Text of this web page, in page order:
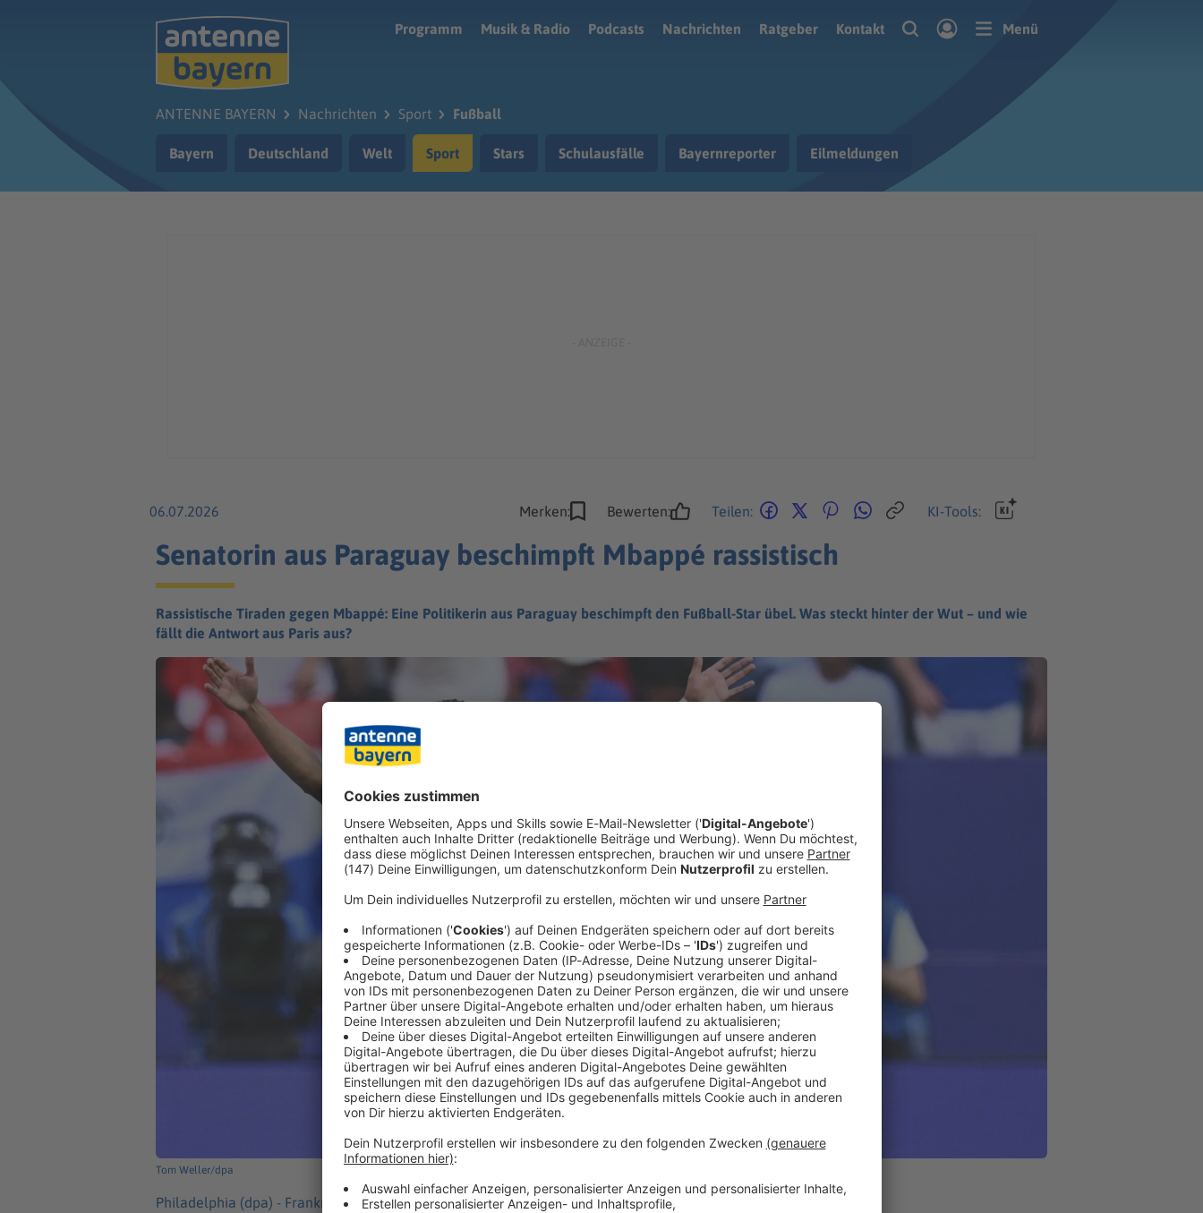
Programm
Musik & Radio Podcasts Nachrichten Ratgeber Kontakt Menü
ANTENNE BAYERN Nachrichten Sport Fußball
Bayern Deutschland Welt Sport Stars Schulausfälle Bayernreporter Eilmeldungen
06.07.2026 Merken: Bewerten: Teilen: KI-Tools:
Senatorin aus Paraguay beschimpft Mbappé rassistisch
Rassistische Tiraden gegen Mbappé: Eine Politikerin aus Paraguay beschimpft den Fußball-Star übel. Was steckt hinter der Wut – und wie
fällt die Antwort aus Paris aus?
Tom Weller/dpa
Philadelphia (dpa) - Frankreichs Superstar Kylian Mbappé ist nach dem hitzigen WM-